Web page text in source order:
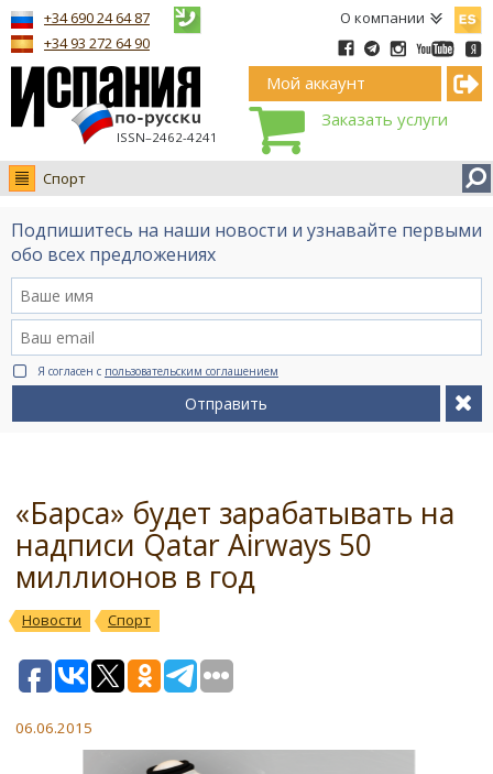
О компании
ISSN–2462-4241
+34 690 24 64 87
+34 93 272 64 90
Мой аккаунт
Заказать услуги
Спорт
Новости
Интервью
Видео Ruso.TV
BCN life
Сервис на немецком
Подпишитесь на наши новости и узнавайте первыми
обо всех предложениях
Я согласен с пользовательским соглашением
Отправить
«Барса» будет зарабатывать на
надписи Qatar Airways 50
миллионов в год
Новости Спорт
06.06.2015